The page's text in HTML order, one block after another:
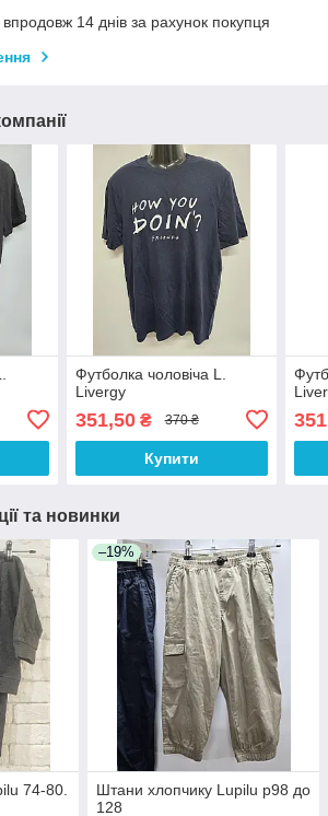
14 днів за рахунок покупця
Футболка чоловіча L.
Livergy
351,50₴ 370 ₴
Купити
та новинки
74-80.
–19%
Штани хлопчику Lupilu р98 до
128